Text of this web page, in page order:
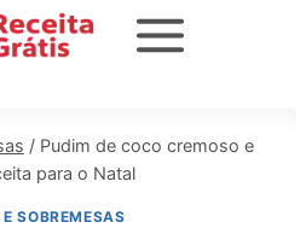
/ Pudim de coco cremoso e
para o Natal
SOBREMESAS